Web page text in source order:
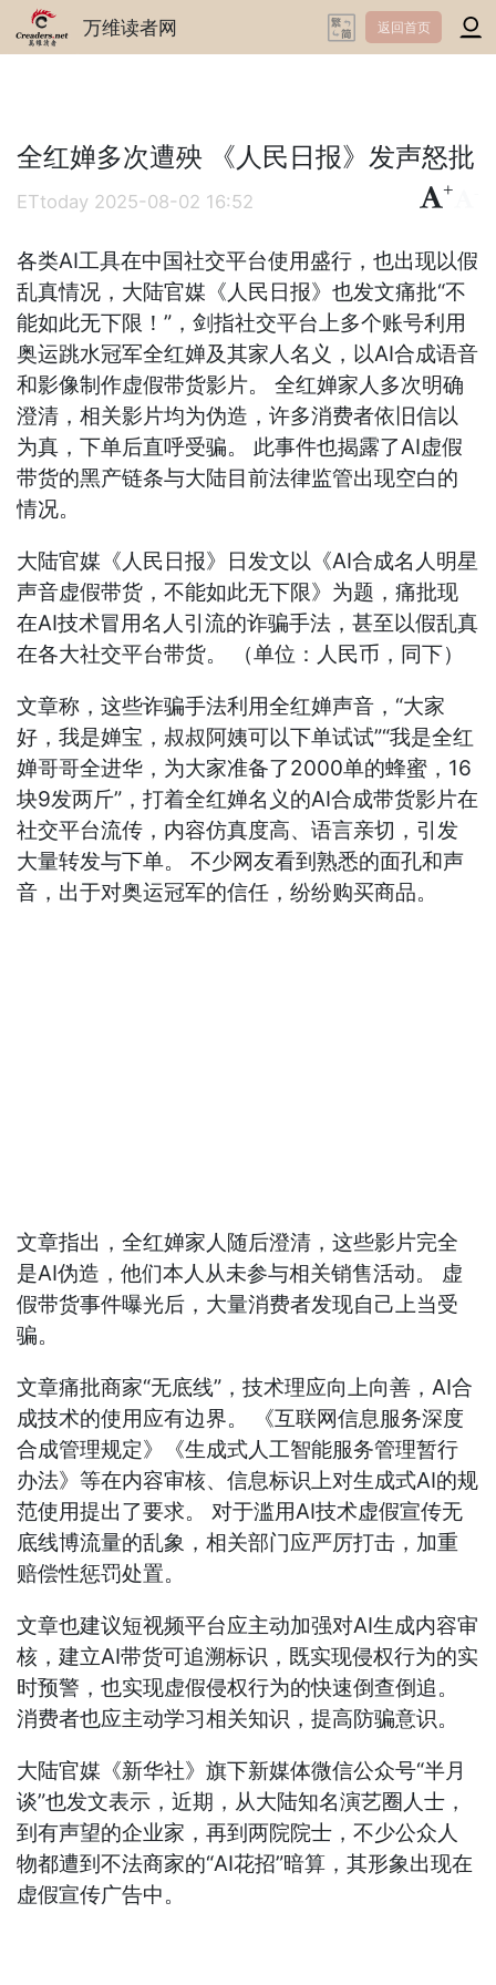
万维读者网 返回首页
全红婵多次遭殃 《人民日报》发声怒批
ETtoday 2025-08-02 16:52
+
各类AI工具在中国社交平台使用盛行，也出现以假
乱真情况，大陆官媒《人民日报》也发文痛批“不
能如此无下限！”，剑指社交平台上多个账号利用
奥运跳水冠军全红婵及其家人名义，以AI合成语音
和影像制作虚假带货影片。 全红婵家人多次明确
澄清，相关影片均为伪造，许多消费者依旧信以
为真，下单后直呼受骗。 此事件也揭露了AI虚假
带货的黑产链条与大陆目前法律监管出现空白的
情况。
大陆官媒《人民日报》日发文以《AI合成名人明星
声音虚假带货，不能如此无下限》为题，痛批现
在AI技术冒用名人引流的诈骗手法，甚至以假乱真
在各大社交平台带货。 （单位：人民币，同下）
文章称，这些诈骗手法利用全红婵声音，“大家
好，我是婵宝，叔叔阿姨可以下单试试”“我是全红
婵哥哥全进华，为大家准备了2000单的蜂蜜，16
块9发两斤”，打着全红婵名义的AI合成带货影片在
社交平台流传，内容仿真度高、语言亲切，引发
大量转发与下单。 不少网友看到熟悉的面孔和声
音，出于对奥运冠军的信任，纷纷购买商品。
文章指出，全红婵家人随后澄清，这些影片完全
是AI伪造，他们本人从未参与相关销售活动。 虚
假带货事件曝光后，大量消费者发现自己上当受
骗。
文章痛批商家“无底线”，技术理应向上向善，AI合
成技术的使用应有边界。 《互联网信息服务深度
合成管理规定》《生成式人工智能服务管理暂行
办法》等在内容审核、信息标识上对生成式AI的规
范使用提出了要求。 对于滥用AI技术虚假宣传无
底线博流量的乱象，相关部门应严厉打击，加重
赔偿性惩罚处置。
文章也建议短视频平台应主动加强对AI生成内容审
核，建立AI带货可追溯标识，既实现侵权行为的实
时预警，也实现虚假侵权行为的快速倒查倒追。
消费者也应主动学习相关知识，提高防骗意识。
大陆官媒《新华社》旗下新媒体微信公众号“半月
谈”也发文表示，近期，从大陆知名演艺圈人士，
到有声望的企业家，再到两院院士，不少公众人
物都遭到不法商家的“AI花招”暗算，其形象出现在
虚假宣传广告中。